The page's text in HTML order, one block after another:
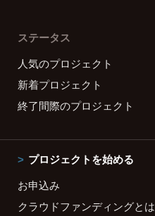
ステータス
人気のプロジェクト
新着プロジェクト
終了間際のプロジェクト
プロジェクトを始める
お申込み
クラウドファンディングとは